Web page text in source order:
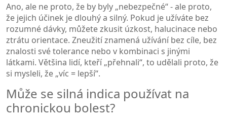
Ano, ale ne proto, že by byly „nebezpečné“ - ale proto,
že jejich účinek je dlouhý a silný. Pokud je užíváte bez
rozumné dávky, můžete zkusit úzkost, halucinace nebo
ztrátu orientace. Zneužití znamená užívání bez cíle, bez
znalosti své tolerance nebo v kombinaci s jinými
látkami. Většina lidí, kteří „přehnali“, to udělali proto, že
si mysleli, že „víc = lepší“.
Může se silná indica používat na
chronickou bolest?